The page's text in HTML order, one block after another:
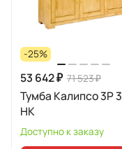
-25%
53 642 ₽ 71 523 ₽
Тумба Калипсо 3P
HK
Доступно к заказу